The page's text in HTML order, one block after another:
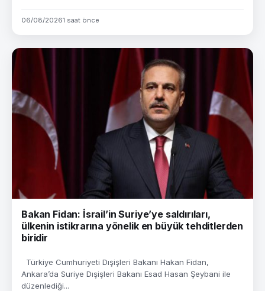
06/08/20261 saat önce
Bakan Fidan: İsrail’in Suriye’ye saldırıları,
ülkenin istikrarına yönelik en büyük tehditlerden
biridir
Türkiye Cumhuriyeti Dışişleri Bakanı Hakan Fidan,
Ankara’da Suriye Dışişleri Bakanı Esad Hasan Şeybani ile
düzenlediği...